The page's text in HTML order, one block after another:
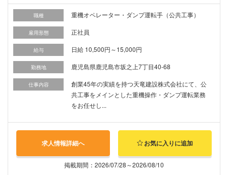
職種 重機オペレーター・ダンプ運転手（公共工事）
雇用形態 正社員
給与 日給 10,500円～15,000円
勤務地 鹿児島県鹿児島市坂之上7丁目40-68
仕事内容
創業45年の実績を持つ天竜建設株式会社にて、公
共工事をメインとした重機操作・ダンプ運転業務
をお任せし...
求人情報詳細へ お気に入りに追加
掲載期間：2026/07/28～2026/08/10